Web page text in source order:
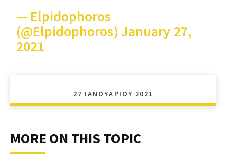
— Elpidophoros
(@Elpidophoros)January 27,
2021
27 ΙΑΝΟΥΑΡΊΟΥ 2021
MORE ON THIS TOPIC